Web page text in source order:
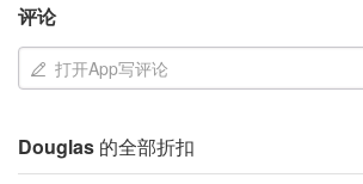
评论
打开App写评论
Douglas 的全部折扣